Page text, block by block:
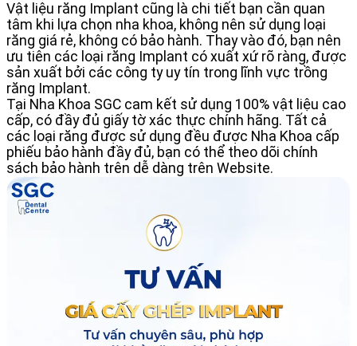
Vật liệu răng Implant cũng là chi tiết bạn cần quan
tâm khi lựa chọn nha khoa, không nên sử dụng loại
răng giá rẻ, không có bảo hành. Thay vào đó, bạn nên
ưu tiên các loại răng Implant có xuất xứ rõ ràng, được
sản xuất bởi các công ty uy tín trong lĩnh vực trồng
răng Implant.
Tại Nha Khoa SGC cam kết sử dụng 100% vật liệu cao
cấp, có đầy đủ giấy tờ xác thực chính hãng. Tất cả
các loại răng được sử dụng đều được Nha Khoa cấp
phiếu bảo hành đầy đủ, bạn có thể theo dõi chính
sách bảo hành trên dễ dàng trên Website.